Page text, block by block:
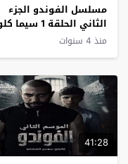
مسلسل الفوندو الجزء
الثاني الحلقة 1 سيما كلوب
منذ 4 سنوات
41:28